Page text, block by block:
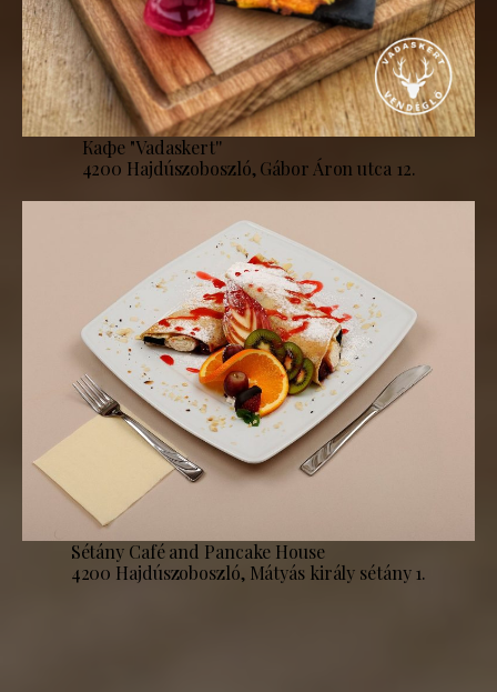
Кафе "Vadaskert''
4200 Hajdúszoboszló, Gábor Áron utca 12.
Sétány Café and Pancake House
4200 Hajdúszoboszló, Mátyás király sétány 1.